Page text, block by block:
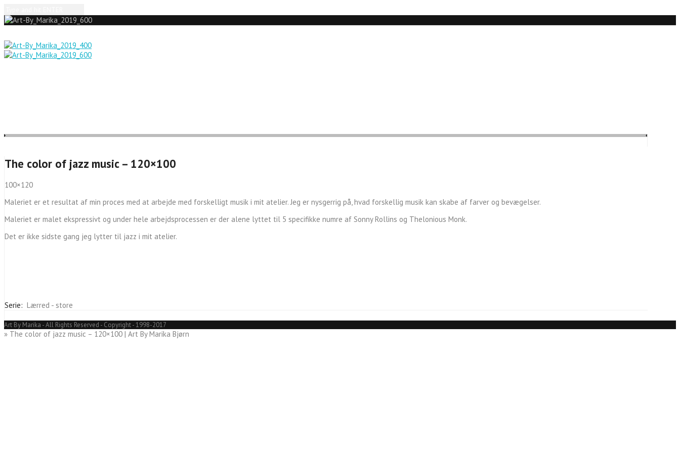
The color of jazz music – 120×100
100×120
Maleriet er et resultat af min proces med at arbejde med forskelligt musik i mit atelier. Jeg er nysgerrig på, hvad forskellig musik kan skabe af farver og bevægelser.
Maleriet er malet ekspressivt og under hele arbejdsprocessen er der alene lyttet til 5 specifikke numre af Sonny Rollins og Thelonious Monk.
Det er ikke sidste gang jeg lytter til jazz i mit atelier.
Serie: Lærred - store
Art By Marika - All Rights Reserved - Copyright - 1998-2017
» The color of jazz music – 120×100 | Art By Marika Bjørn